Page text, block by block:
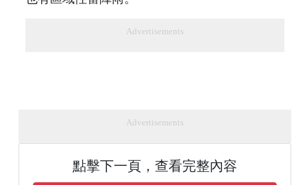
Advertisements
Advertisements
點擊下一頁，查看完整內容